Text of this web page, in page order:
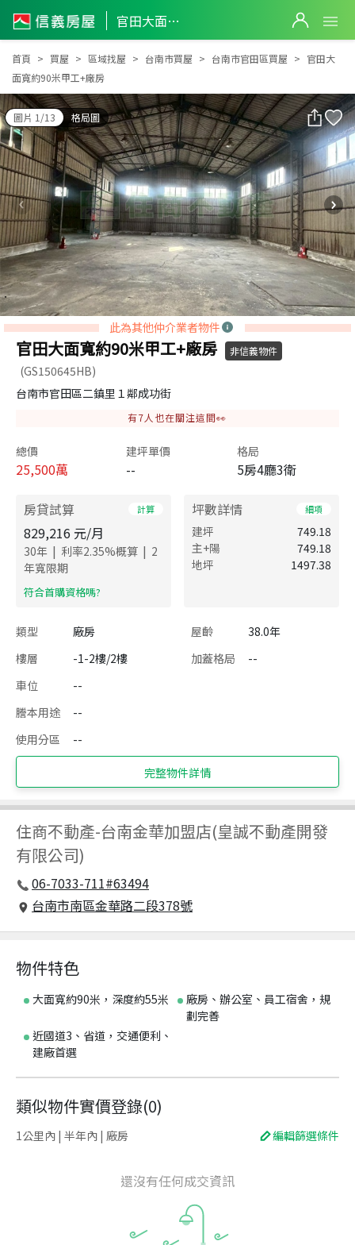
官田大面寬約90米甲工+廠房
官田大面寬約90米甲工+廠房
首頁 買屋 區域找屋 台南市買屋 台南市官田區買屋
官田大
面寬約90米甲工+廠房
圖片 1/13 格局圖
此為其他仲介業者物件
官田大面寬約90米甲工+廠房 非信義物件
(GS150645HB)
台南市官田區二鎮里１鄰成功街
有7人也在關注這間👀
總價
25,500萬
建坪單價
--
格局
5房4廳3衛
房貸試算 計算
829,216 元/月
30年 | 利率2.35%概算 | 2
年寬限期
​符合首購資格嗎?
坪數詳情 細項
建坪
749.18
主+陽
749.18
地坪
1497.38
類型 廠房 屋齡
38.0年
樓層
-1-2樓/2樓 加蓋格局
--
車位
--
謄本用途
--
使用分區
--
完整物件詳情
住商不動產-台南金華加盟店(皇誠不動產開發
有限公司)
06-7033-711#63494
台南市南區金華路二段378號
物件特色
大面寬約90米，深度約55米
廠房、辦公室、員工宿舍，規
劃完善
近國道3、省道，交通便利、
建廠首選
類似物件實價登錄(0)
1公里內 | 半年內 | 廠房 編輯篩選條件
還沒有任何成交資訊